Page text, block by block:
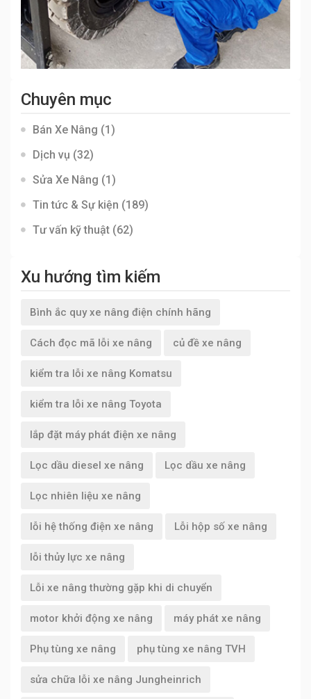
Chuyên mục
Bán Xe Nâng (1)
Dịch vụ (32)
Sửa Xe Nâng (1)
Tin tức & Sự kiện (189)
Tư vấn kỹ thuật (62)
Xu hướng tìm kiếm
Bình ắc quy xe nâng điện chính hãng
Cách đọc mã lỗi xe nâng củ đề xe nâng
kiểm tra lỗi xe nâng Komatsu
kiểm tra lỗi xe nâng Toyota
lắp đặt máy phát điện xe nâng
Lọc dầu diesel xe nâng Lọc dầu xe nâng
Lọc nhiên liệu xe nâng
lỗi hệ thống điện xe nâng Lỗi hộp số xe nâng
lỗi thủy lực xe nâng
Lỗi xe nâng thường gặp khi di chuyển
motor khởi động xe nâng máy phát xe nâng
Phụ tùng xe nâng phụ tùng xe nâng TVH
sửa chữa lỗi xe nâng Jungheinrich